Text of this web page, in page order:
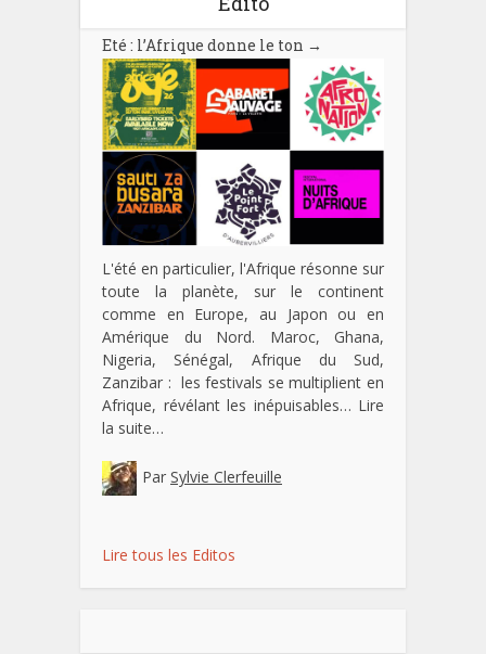
Eté : l’Afrique donne le ton →
L'été en particulier, l'Afrique résonne sur
toute la planète, sur le continent
comme en Europe, au Japon ou en
Amérique du Nord. Maroc, Ghana,
Nigeria, Sénégal, Afrique du Sud,
Zanzibar : les festivals se multiplient en
Afrique, révélant les inépuisables… Lire
la suite…
Par Sylvie Clerfeuille
Lire tous les Editos